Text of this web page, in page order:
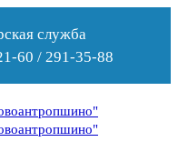
служба
60 / 291-35-88